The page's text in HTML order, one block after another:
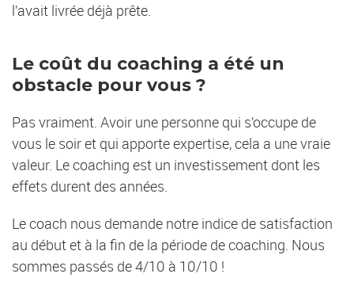
l’avait livrée déjà prête.
Le coût du coaching a été un
obstacle pour vous ?
Pas vraiment. Avoir une personne qui s’occupe de
vous le soir et qui apporte expertise, cela a une vraie
valeur. Le coaching est un investissement dont les
effets durent des années.
Le coach nous demande notre indice de satisfaction
au début et à la fin de la période de coaching. Nous
sommes passés de 4/10 à 10/10 !